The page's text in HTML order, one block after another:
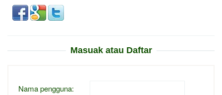
Masuak atau Daftar
Nama pengguna: